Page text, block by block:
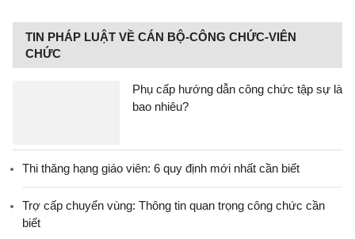
TIN PHÁP LUẬT VỀ CÁN BỘ-CÔNG CHỨC-VIÊN
CHỨC
Phụ cấp hướng dẫn công chức tập sự là
bao nhiêu?
Thi thăng hạng giáo viên: 6 quy định mới nhất cần biết
Trợ cấp chuyển vùng: Thông tin quan trọng công chức cần
biết